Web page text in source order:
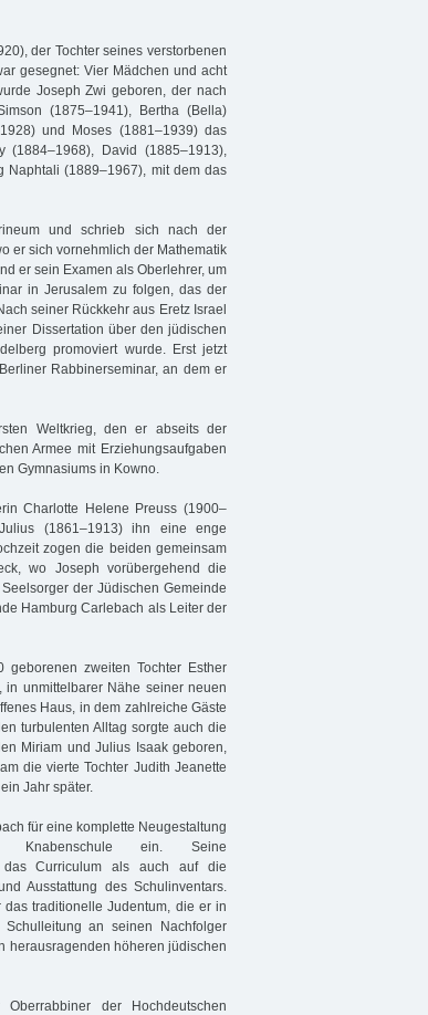
der Tochter seines verstorbenen
gesegnet: Vier Mädchen und acht
Joseph Zwi geboren, der nach
(1875–1941), Bertha (Bella)
und Moses (1881–1939) das
David (1885–1913),
Naphtali (1889–1967), mit dem das
und schrieb sich nach der
er sich vornehmlich der Mathematik
er sein Examen als Oberlehrer, um
in Jerusalem zu folgen, das der
seiner Rückkehr aus Eretz Israel
Dissertation über den jüdischen
promoviert wurde. Erst jetzt
Rabbinerseminar, an dem er
Weltkrieg, den er abseits der
Armee mit Erziehungsaufgaben
Gymnasiums in Kowno.
Charlotte Helene Preuss (1900–
(1861–1913) ihn eine enge
zogen die beiden gemeinsam
wo Joseph vorübergehend die
der Jüdischen Gemeinde
Hamburg Carlebach als Leiter der
zweiten Tochter Esther
unmittelbarer Nähe seiner neuen
Haus, in dem zahlreiche Gäste
turbulenten Alltag sorgte auch die
Miriam und Julius Isaak geboren,
die vierte Tochter Judith Jeanette
Jahr später.
für eine komplette Neugestaltung
ein. Seine
das Curriculum als auch auf die
Ausstattung des Schulinventars.
traditionelle Judentum, die er in
an seinen Nachfolger
herausragenden höheren jüdischen
der Hochdeutschen